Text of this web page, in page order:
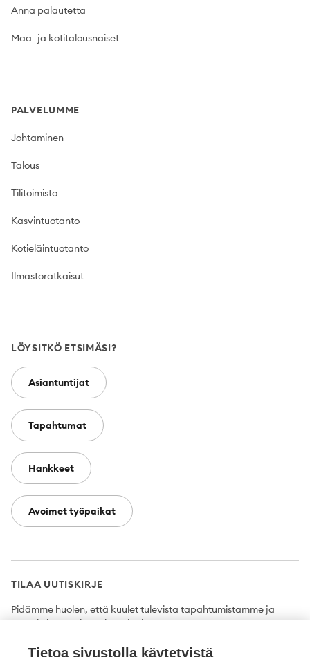
Anna palautetta
Maa- ja kotitalousnaiset
PALVELUMME
Johtaminen
Talous
Tilitoimisto
Kasvintuotanto
Kotieläintuotanto
Ilmastoratkaisut
LÖYSITKÖ ETSIMÄSI?
Asiantuntijat
Tapahtumat
Hankkeet
Avoimet työpaikat
TILAA UUTISKIRJE
Pidämme huolen, että kuulet tulevista tapahtumistamme ja
uutuuksista ensimmäisten joukossa.
Tietoa sivustolla käytetyistä